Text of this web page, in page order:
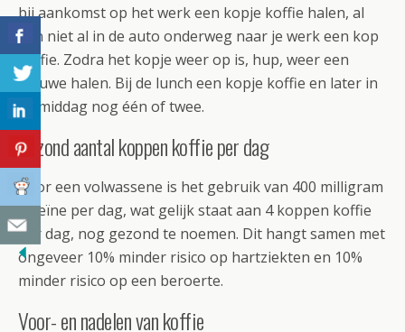
bij aankomst op het werk een kopje koffie halen, al
dan niet al in de auto onderweg naar je werk een kop
koffie. Zodra het kopje weer op is, hup, weer een
nieuwe halen. Bij de lunch een kopje koffie en later in
de middag nog één of twee.
Gezond aantal koppen koffie per dag
Voor een volwassene is het gebruik van 400 milligram
cafeïne per dag, wat gelijk staat aan 4 koppen koffie
per dag, nog gezond te noemen. Dit hangt samen met
ongeveer 10% minder risico op hartziekten en 10%
minder risico op een beroerte.
Voor- en nadelen van koffie